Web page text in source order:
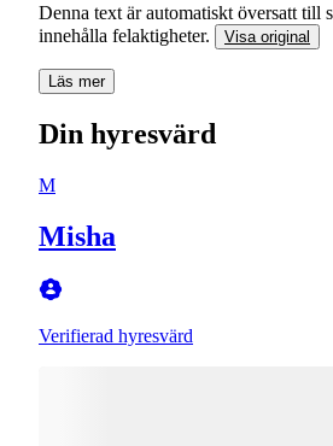
Denna text är automatiskt översatt till
innehålla felaktigheter.
Visa original
Läs mer
Din hyresvärd
M
Misha
Verifierad hyresvärd